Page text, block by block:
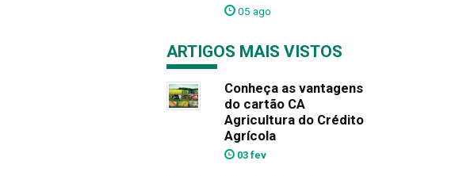
05 ago
ARTIGOS MAIS VISTOS
Conheça as vantagens
do cartão CA
Agricultura do Crédito
Agrícola
03 fev